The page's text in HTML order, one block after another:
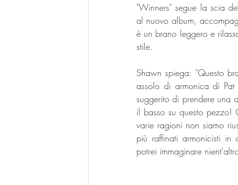
"Winners" segue la scia
al nuovo album,
è un brano leggero e
stile.
Shawn spiega: "Questo
assolo di armonica di
suggerito di prendere
il basso su questo pezzo!
varie ragioni non siamo
più raffinati armonicisti
potrei immaginare